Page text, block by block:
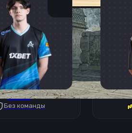
deko
Без команды